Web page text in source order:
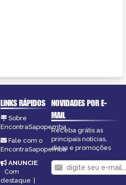
LINKS RÁPIDOS
Sobre
EncontraSapopemba
Fale com o
EncontraSapopemba
ANUNCIE:
Com
destaque
NOVIDADES POR E-
MAIL
Receba grátis as
principais notícias,
dicas e promoções